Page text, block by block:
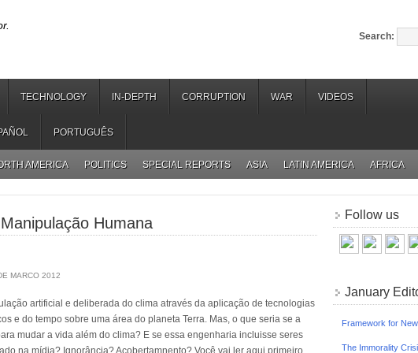
Search:
TECHNOLOGY IN-DEPTH CORRUPTION WAR VIDEOS
PORTUGUÊS
AMERICA POLITICS SPECIAL REPORTS ASIA LATIN AMERICA AFRICA
Humana
MARCO 2012
artificial e deliberada do clima através da aplicação de tecnologias
e do tempo sobre uma área do planeta Terra. Mas, o que seria se a
mudar a vida além do clima? E se essa engenharia incluisse seres
na mídia? Ignorância? Acobertamnento? Você vai ler aqui primeiro.
Follow us
January
Framework for
The Immorality